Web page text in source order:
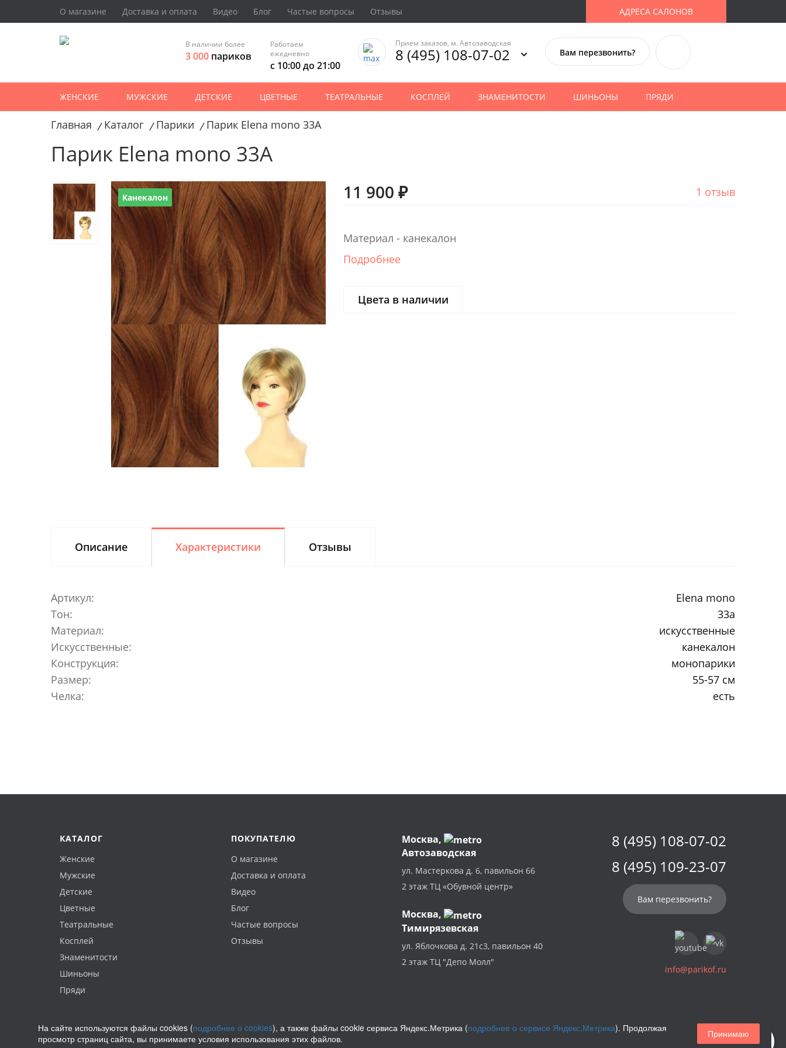
О магазине Доставка и оплата Видео Блог Частые вопросы Отзывы АДРЕСА САЛОНОВ
В наличии более
3 000 париков
Работаем
ежедневно
с 10:00 до 21:00
Прием заказов, м. Автозаводская
8 (495) 108-07-02 Вам перезвонить?
ЖЕНСКИЕ МУЖСКИЕ ДЕТСКИЕ ЦВЕТНЫЕ ТЕАТРАЛЬНЫЕ КОСПЛЕЙ ЗНАМЕНИТОСТИ ШИНЬОНЫ ПРЯДИ
Главная / Каталог / Парики / Парик Elena mono 33A
Парик Elena mono 33A
Канекалон 11 900 ₽ 1 отзыв
Материал - канекалон
Подробнее
Цвета в наличии
Описание Характеристики Отзывы
Артикул:
Elena mono
Тон:
33a
Материал:
искусственные
Искусственные:
канекалон
Конструкция:
монопарики
Размер:
55-57 см
Челка:
есть
КАТАЛОГ
Женские
Мужские
Детские
Цветные
Театральные
Косплей
Знаменитости
Шиньоны
Пряди
ПОКУПАТЕЛЮ
О магазине
Доставка и оплата
Видео
Блог
Частые вопросы
Отзывы
Москва,
Автозаводская
ул. Мастеркова д. 6, павильон 66
2 этаж ТЦ «Обувной центр»
Москва,
Тимирязевская
ул. Яблочкова д. 21с3, павильон 40
2 этаж ТЦ "Депо Молл"
8 (495) 108-07-02
8 (495) 109-23-07
Вам перезвонить?
info@parikof.ru
Политика конфиденциальности Магазин париков — Parikof. 2026
На сайте используются файлы cookies (подробнее о cookies), а также файлы cookie сервиса Яндекс.Метрика (подробнее о сервисе Яндекс.Метрика). Продолжая
просмотр страниц сайта, вы принимаете условия использования этих файлов.
Принимаю